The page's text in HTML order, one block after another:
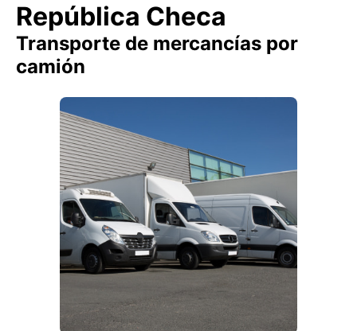
República Checa
Transporte de mercancías por
camión